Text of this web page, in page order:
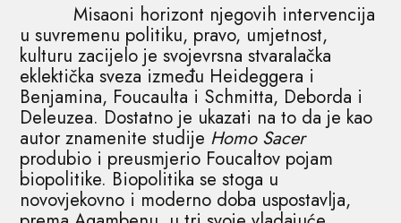
Misaoni horizont njegovih intervencija
u suvremenu politiku, pravo, umjetnost,
kulturu zacijelo je svojevrsna stvaralačka
eklektička sveza između Heideggera i
Benjamina, Foucaulta i Schmitta, Deborda i
Deleuzea. Dostatno je ukazati na to da je kao
autor znamenite studije Homo Sacer
produbio i preusmjerio Foucaltov pojam
biopolitike. Biopolitika se stoga u
novovjekovno i moderno doba uspostavlja,